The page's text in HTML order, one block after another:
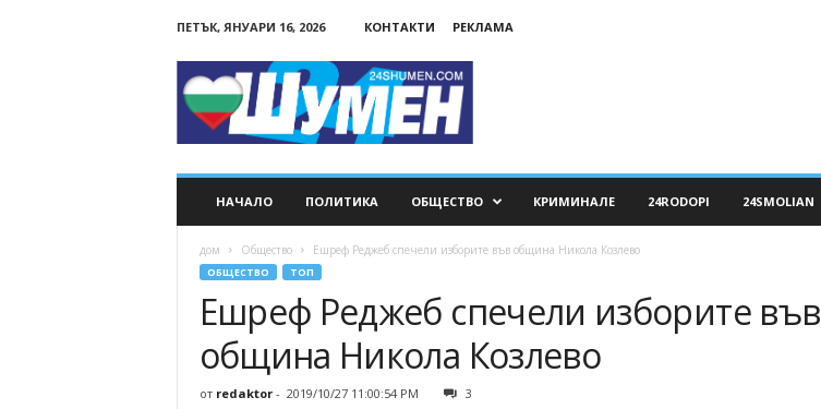
ПЕТЪК, ЯНУАРИ 16, 2026 КОНТАКТИ РЕКЛАМА
НАЧАЛО ПОЛИТИКА ОБЩЕСТВО КРИМИНАЛЕ 24RODOPI 24SMOLIAN
дом Общество Ешреф Реджеб спечели изборите във община Никола Козлево
ОБЩЕСТВО ТОП
Ешреф Реджеб спечели изборите във
община Никола Козлево
от redaktor- 2019/10/27 11:00:54 PM 3